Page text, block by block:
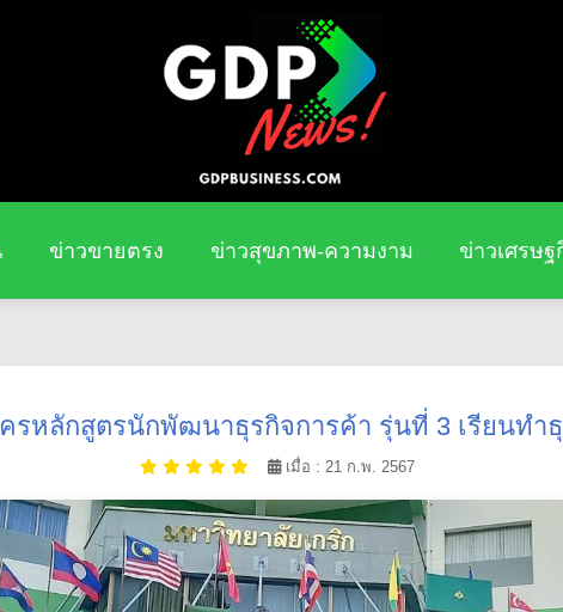
ข่าวขายตรง ข่าวสุขภาพ-ความงาม ข่าวเศรษฐ
รหลักสูตรนักพัฒนาธุรกิจการค้า รุ่นที่ 3 เรียนทำ
เมื่อ : 21 ก.พ. 2567